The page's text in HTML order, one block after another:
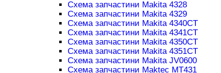
Схема запчастини Makita 4328
Схема запчастини Makita 4329
Схема запчастини Makita 4340CT
Схема запчастини Makita 4341CT
Схема запчастини Makita 4350CT
Схема запчастини Makita 4351CT
Схема запчастини Makita JV0600
Схема запчастини Maktec MT431